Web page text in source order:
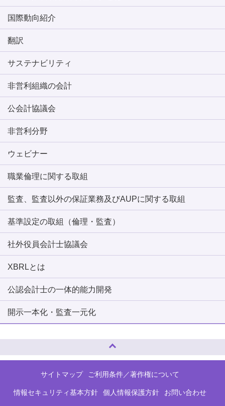
国際動向紹介
翻訳
サステナビリティ
非営利組織の会計
公会計協議会
非営利分野
ウェビナー
職業倫理に関する取組
監査、監査以外の保証業務及びAUPに関する取組
基準設定の取組（倫理・監査）
社外役員会計士協議会
XBRLとは
公認会計士の一体的能力開発
開示一本化・監査一元化
サイトマップ ご利用条件／著作権について
情報セキュリティ基本方針 個人情報保護方針 お問い合わせ